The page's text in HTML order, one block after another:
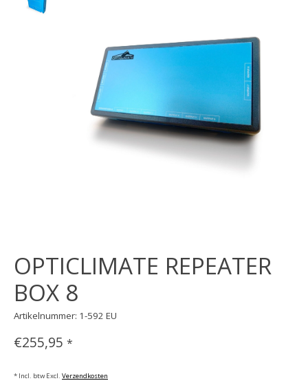
OPTICLIMATE REPEATER
BOX 8
Artikelnummer: 1-592 EU
€255,95 *
* Incl. btw Excl. Verzendkosten